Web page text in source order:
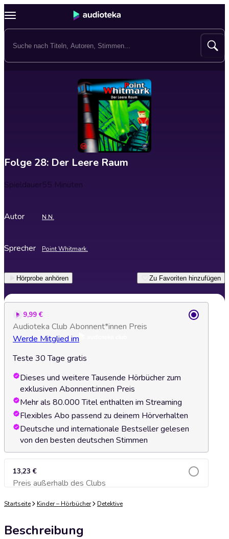
Folge 28: Der Leere Raum
Spieldauer55 Minuten
Autor N.N.
Sprecher Point Whitmark.
Hörprobe anhören Zu Favoriten hinzufügen
9,99 €
Audioteka Club Abonnent*innen Preis
Werde Mitglied im
Teste 30 Tage gratis
Dieses und weitere Tausende Hörbücher zum
exklusiven Abonnent:innen Preis
Mehr als 80.000 Titel enthalten im Streaming
Flexibles Abo passend zu deinem Hörverhalten
Deutsche und internationale Bestseller gelesen
von den besten deutschen Stimmen
13,23 €
Preis außerhalb des ClubsZum Warenkorb hinzufügen
Startseite Kinder – Hörbücher Detektive
Beschreibung